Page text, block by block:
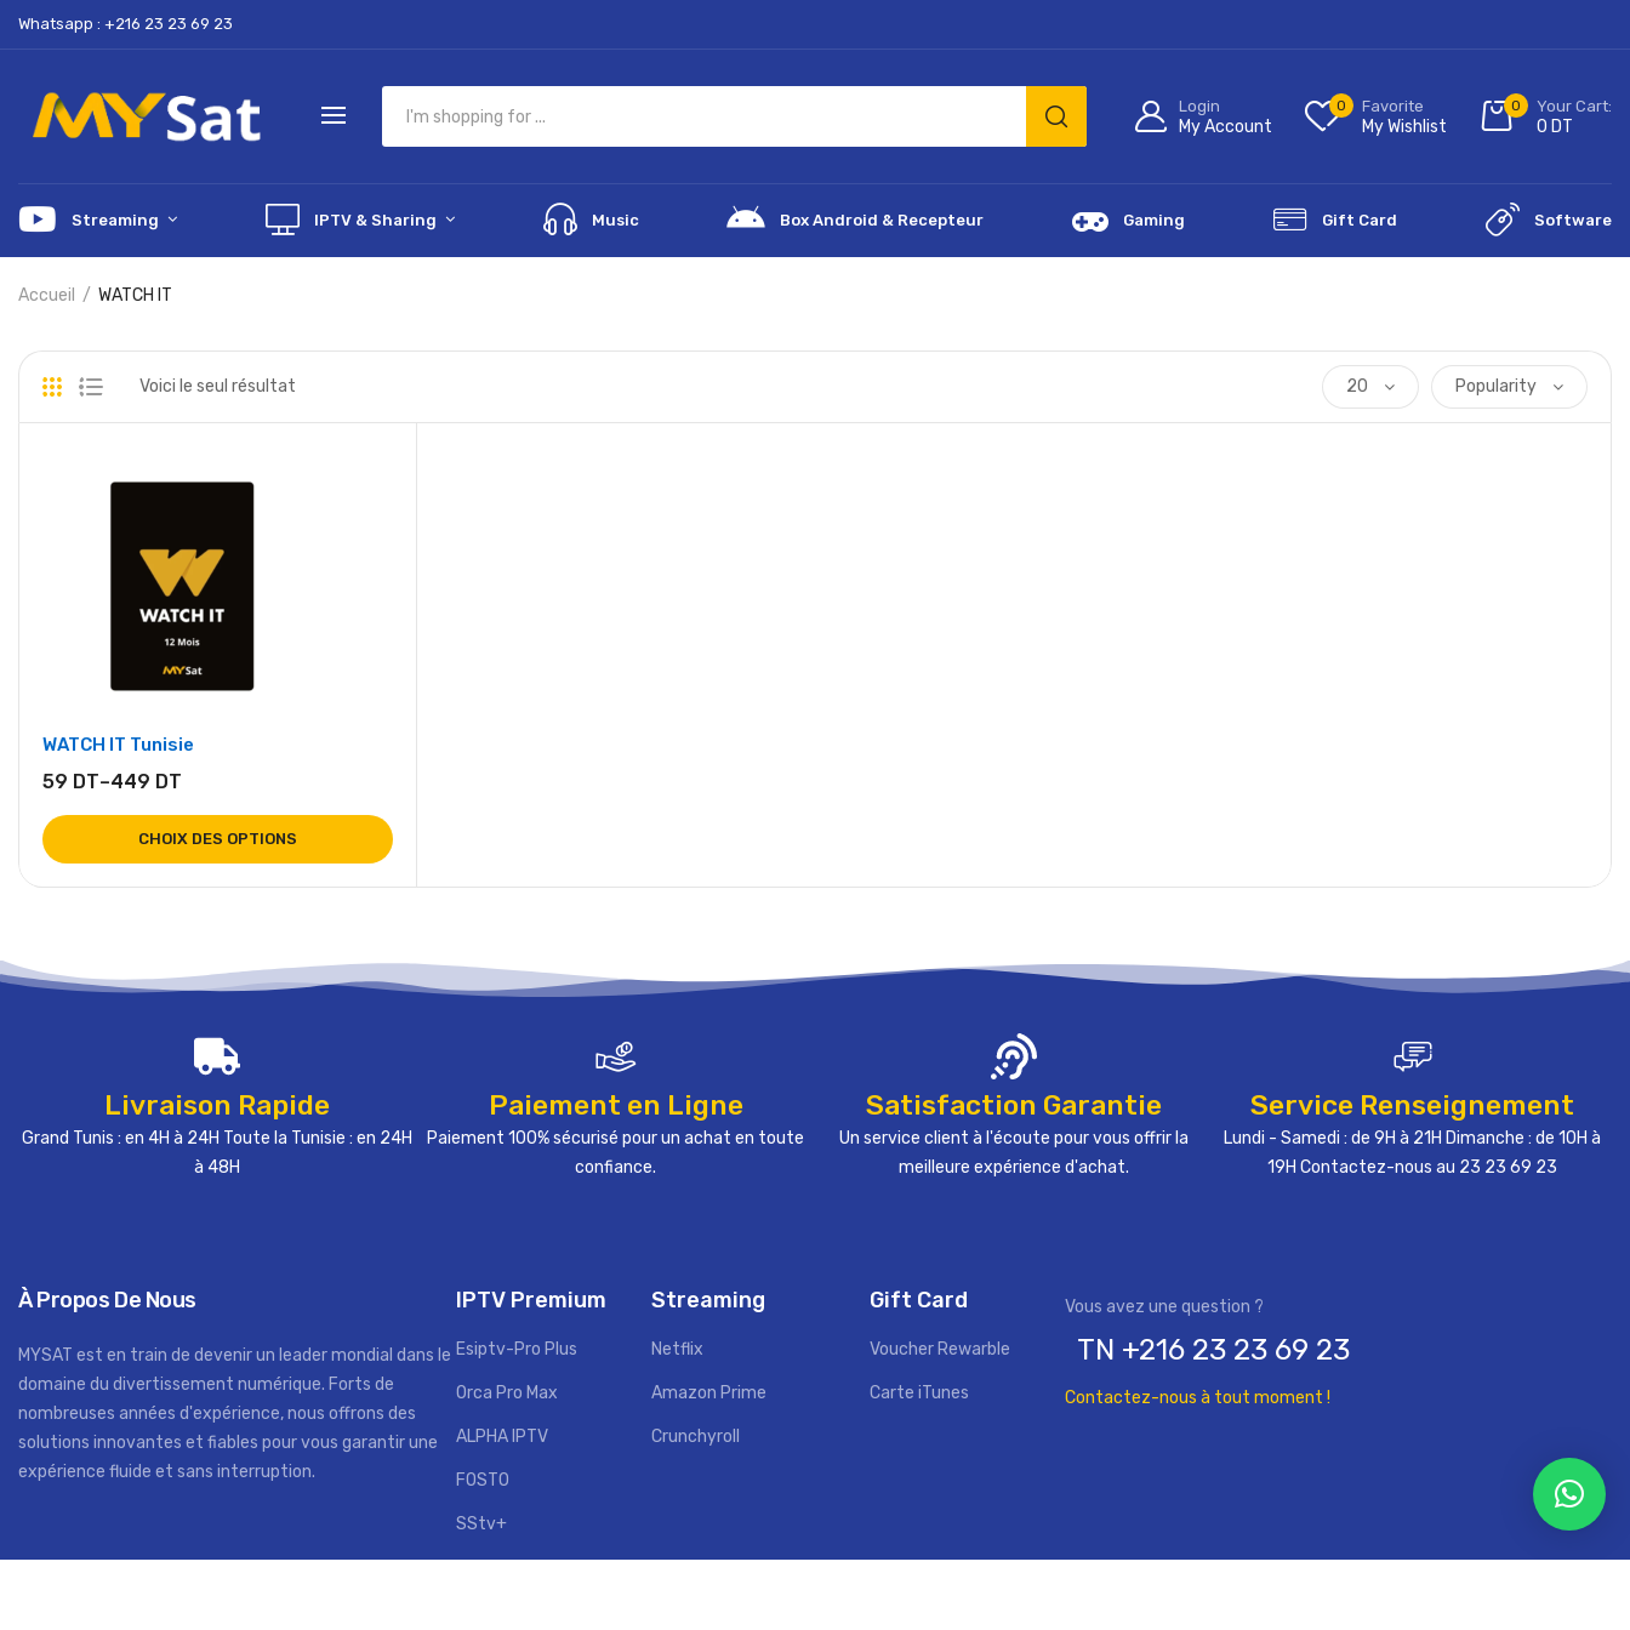
Whatsapp : +216 23 23 69 23
Login
My Account
0 Favorite
My Wishlist
0 Your Cart:
0 DT
Streaming IPTV & Sharing Music Box Android & Recepteur Gaming Gift Card Software
Accueil WATCH IT
Voici le seul résultat 20 Popularity
WATCH IT Tunisie
59 DT–449 DT
CHOIX DES OPTIONS
Livraison Rapide
Grand Tunis : en 4H à 24H Toute la Tunisie : en 24H
à 48H
Paiement en Ligne
Paiement 100% sécurisé pour un achat en toute
confiance.
Satisfaction Garantie
Un service client à l'écoute pour vous offrir la
meilleure expérience d'achat.
Service Renseignement
Lundi - Samedi : de 9H à 21H Dimanche : de 10H à
19H Contactez-nous au 23 23 69 23
À Propos De Nous
MYSAT est en train de devenir un leader mondial dans le
domaine du divertissement numérique. Forts de
nombreuses années d'expérience, nous offrons des
solutions innovantes et fiables pour vous garantir une
expérience fluide et sans interruption.
IPTV Premium
Esiptv-Pro Plus
Orca Pro Max
ALPHA IPTV
FOSTO
SStv+
Streaming
Netflix
Amazon Prime
Crunchyroll
Gift Card
Voucher Rewarble
Carte iTunes
TN +216 23 23 69 23
Contactez-nous à tout moment !